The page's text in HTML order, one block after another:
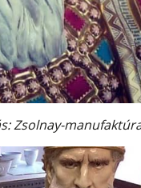
Zsolnay-